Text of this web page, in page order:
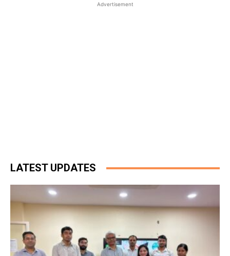
Advertisement
LATEST UPDATES